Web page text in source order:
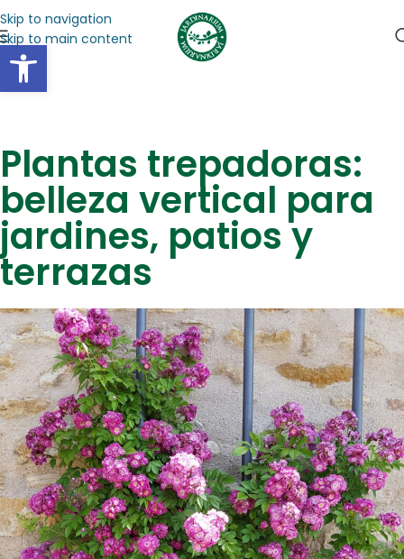
Abrir barra de herramientas
Skip to navigation
Skip to main content
Plantas trepadoras:
belleza vertical para
jardines, patios y
terrazas